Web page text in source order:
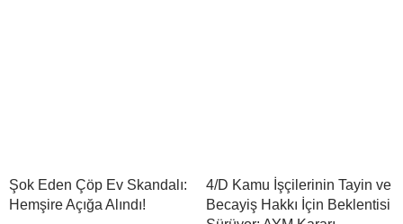
Şok Eden Çöp Ev Skandalı:
Hemşire Açığa Alındı!
4/D Kamu İşçilerinin Tayin ve
Becayiş Hakkı İçin Beklentisi